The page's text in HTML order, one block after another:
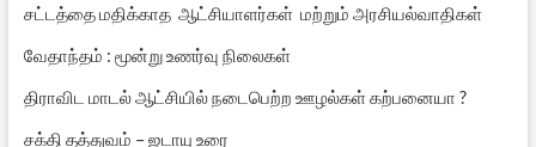
சட்டத்தை மதிக்காத ஆட்சியாளர்கள் மற்றும் அரசியல்வாதிகள்
வேதாந்தம் : மூன்று உணர்வு நிலைகள்
திராவிட மாடல் ஆட்சியில் நடைபெற்ற ஊழல்கள் கற்பனையா ?
சக்தி தத்துவம் – ஜடாயு உரை